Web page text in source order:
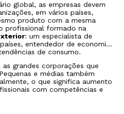
global, as empresas devem
em vários países,
produto com a mesma
profissional formado na
: um especialista de
entendedor de economia
de consumo.
grandes corporações que
e médias também
o que significa aumento
com competências e